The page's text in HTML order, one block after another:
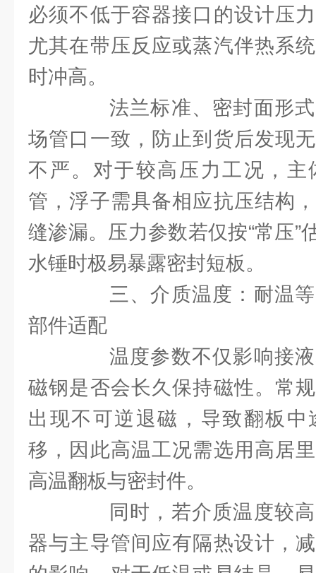
必须不低于容器接口的设计压
尤其在带压反应或蒸汽伴热系
时冲高。
法兰标准、密封面形式
场管口一致，防止到货后发现
不严。对于较高压力工况，主
管，浮子需具备相应抗压结构
缝渗漏。压力参数若仅按“常压”
水锤时极易暴露密封短板。
三、介质温度：耐温等
部件适配
温度参数不仅影响接液
磁钢是否会长久保持磁性。常
出现不可逆退磁，导致翻板
移，因此高温工况需选用高居
高温翻板与密封件。
同时，若介质温度较高
器与主导管间应有隔热设计，